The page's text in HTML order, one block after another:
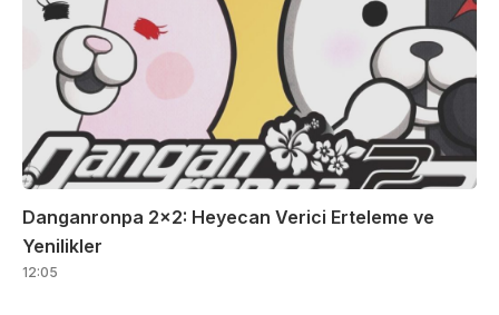
Danganronpa 2×2: Heyecan Verici Erteleme ve
Yenilikler
12:05